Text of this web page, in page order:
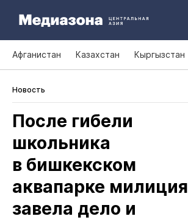
Афганистан Казахстан Кыргызстан
Новость
После гибели
школьника
в бишкекском
аквапарке милиция
завела дело и